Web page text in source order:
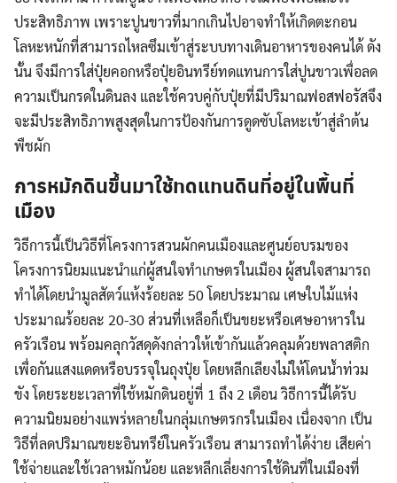
ประสิทธิภาพ เพราะปูนขาวที่มากเกินไปอาจทำให้เกิดตะกอน
โลหะหนักที่สามารถไหลซึมเข้าสู่ระบบทางเดินอาหารของคนได้ ดัง
นั้น จึงมีการใส่ปุ๋ยคอกหรือปุ๋ยอินทรีย์ทดแทนการใส่ปูนขาวเพื่อลด
ความเป็นกรดในดินลง และใช้ควบคู่กับปุ๋ยที่มีปริมาณฟอสฟอรัสจึง
จะมีประสิทธิภาพสูงสุดในการป้องกันการดูดซับโลหะเข้าสู่ลำต้น
พืชผัก
การหมักดินขึ้นมาใช้ทดแทนดินที่อยู่ในพื้นที่
เมือง
วิธีการนี้เป็นวิธีที่โครงการสวนผักคนเมืองและศูนย์อบรมของ
โครงการนิยมแนะนำแก่ผู้สนใจทำเกษตรในเมือง ผู้สนใจสามารถ
ทำได้โดยนำมูลสัตว์แห้งร้อยละ 50 โดยประมาณ เศษใบไม้แห่ง
ประมาณร้อยละ 20-30 ส่วนที่เหลือก็เป็นขยะหรือเศษอาหารใน
ครัวเรือน พร้อมคลุกวัสดุดังกล่าวให้เข้ากันแล้วคลุมด้วยพลาสติก
เพื่อกันแสงแดดหรือบรรจุในถุงปุ๋ย โดยหลีกเลียงไม่ให้โดนน้ำท่วม
ขัง โดยระยะเวลาที่ใช้หมักดินอยู่ที่ 1 ถึง 2 เดือน วิธีการนี้ได้รับ
ความนิยมอย่างแพร่หลายในกลุ่มเกษตรกรในเมือง เนื่องจาก เป็น
วิธีที่ลดปริมาณขยะอินทรีย์ในครัวเรือน สามารถทำได้ง่าย เสียค่า
ใช้จ่ายและใช้เวลาหมักน้อย และหลีกเลี่ยงการใช้ดินที่ในเมืองที่